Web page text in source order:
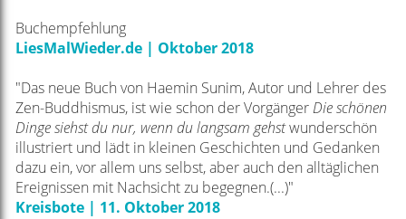
Buchempfehlung
LiesMalWieder.de | Oktober 2018
"Das neue Buch von Haemin Sunim, Autor und Lehrer des
Zen-Buddhismus, ist wie schon der Vorgänger Die schönen
Dinge siehst du nur, wenn du langsam gehstwunderschön
illustriert und lädt in kleinen Geschichten und Gedanken
dazu ein, vor allem uns selbst, aber auch den alltäglichen
Ereignissen mit Nachsicht zu begegnen.(...)"
Kreisbote | 11. Oktober 2018